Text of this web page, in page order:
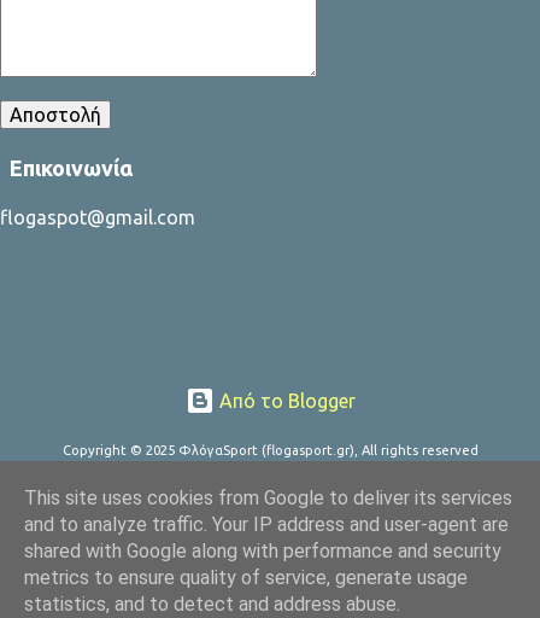
Επικοινωνία
flogaspot@gmail.com
Από το Blogger
Copyright © 2025 ΦλόγαSport (flogasport.gr), All rights reserved
This site uses cookies from Google to deliver its services
and to analyze traffic. Your IP address and user-agent are
shared with Google along with performance and security
metrics to ensure quality of service, generate usage
statistics, and to detect and address abuse.